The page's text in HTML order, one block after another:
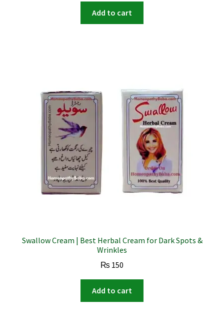
Add to cart
Swallow Cream | Best Herbal Cream for Dark Spots &
Wrinkles
₨ 150
Add to cart